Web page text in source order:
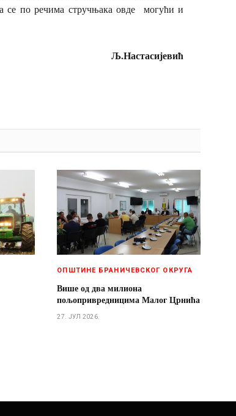
се по речима стручњака овде могући и
Љ.Настасијевић
ОПШТИНЕ БРАНИЧЕВСКОГ ОКРУГА
Више од два милиона
пољопривредницима Малог Црнића
27. ЈУЛ 2026.